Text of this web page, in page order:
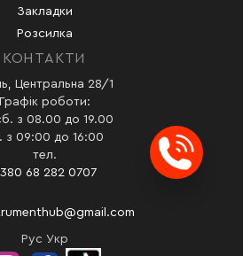
Закладки
Розсилка
КОНТАКТИ
Центральна 28/1
Графік роботи:
з 08.00 до 19.00
з 09:00 до 16:00
тел.
68 282 0707
Рус Укр